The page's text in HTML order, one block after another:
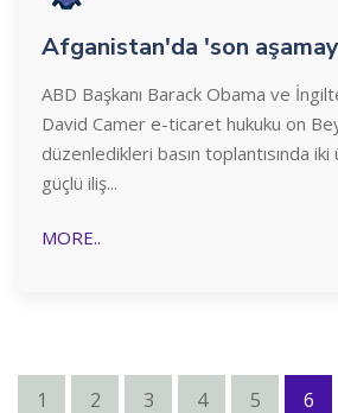
Afganistan'da 'son
ABD Başkanı Barack Obama ve
David Camer e-ticaret hukuku on
düzenledikleri basın toplantısında iki
güçlü iliş...
MORE..
1 2 3 4 5 6